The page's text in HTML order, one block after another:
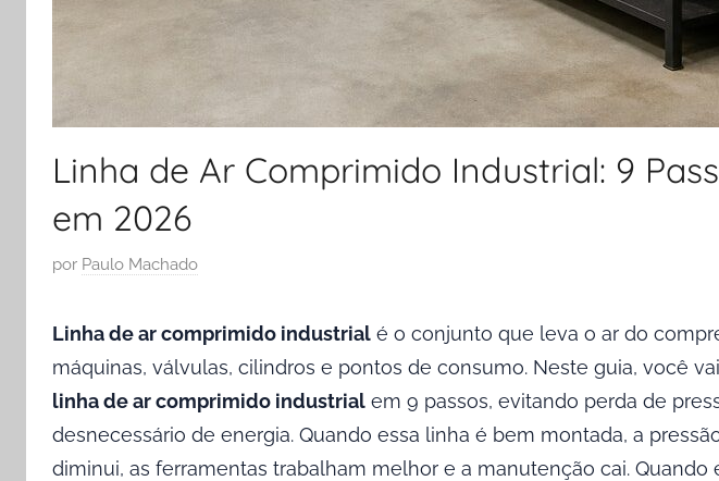
Linha de Ar Comprimido Industrial: 9
em 2026
P
i
c
a
d
por Paulo Machado
Linha de ar comprimido industrial é o conjunto que leva o ar do
máquinas, válvulas, cilindros e pontos de consumo. Neste guia, você
linha de ar comprimido industrial em 9 passos, evitando perda de
desnecessário de energia. Quando essa linha é bem montada, a
diminui, as ferramentas trabalham melhor e a manutenção cai. Quando